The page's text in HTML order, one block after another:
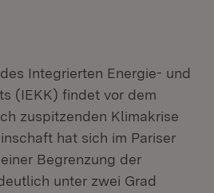
Integrierten Energie- und
(IEKK) findet vor dem
zuspitzenden Klimakrise
hat sich im Pariser
Begrenzung der
unter zwei Grad